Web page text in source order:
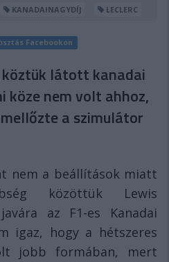
KANADAINAGYDÍJ
LECLERC
Facebookon
látott kanadai
köze nem volt ahhoz,
a szimulátor
nem a beállítások miatt
közöttük Lewis
az F1-es Kanadai
igaz, hogy a hétszeres
jobb formában, mert